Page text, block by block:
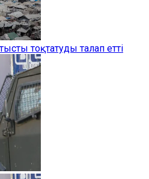
тоқтатуды талап етті